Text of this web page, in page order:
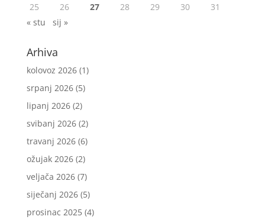
25
26 27 28 29 30
31
« stu
sij »
Arhiva
kolovoz 2026(1)
srpanj 2026(5)
lipanj 2026(2)
svibanj 2026(2)
travanj 2026(6)
ožujak 2026(2)
veljača 2026(7)
siječanj 2026(5)
prosinac 2025(4)